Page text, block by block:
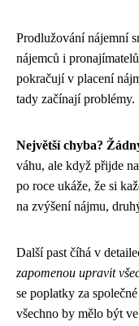
Prodlužování nájemní
nájemců i
pokračují v placení
tady začínají problémy.
Největší chyba?
váhu, ale když přijde
po roce ukáže, že si
na zvýšení nájmu,
Další past číhá v
zapomenou upravit
se poplatky za
všechno by mělo být